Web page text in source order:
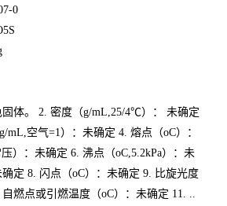
0
体。 2. 密度（g/mL,25/4℃）： 未确定
mL,空气=1）：未确定 4. 熔点（oC）：
）：未确定 6. 沸点（oC,5.2kPa）：未
定 8. 闪点（oC）：未确定 9. 比旋光度
自燃点或引燃温度（oC）：未确定 11. ..